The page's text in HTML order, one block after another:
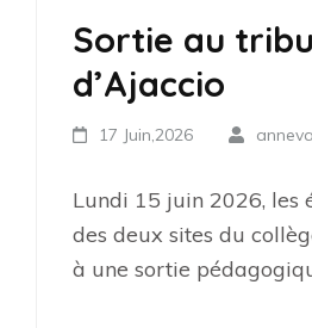
Sortie au
d’Ajaccio
17 Juin,2026
Lundi 15 juin 2026, les
des deux sites du
à une sortie